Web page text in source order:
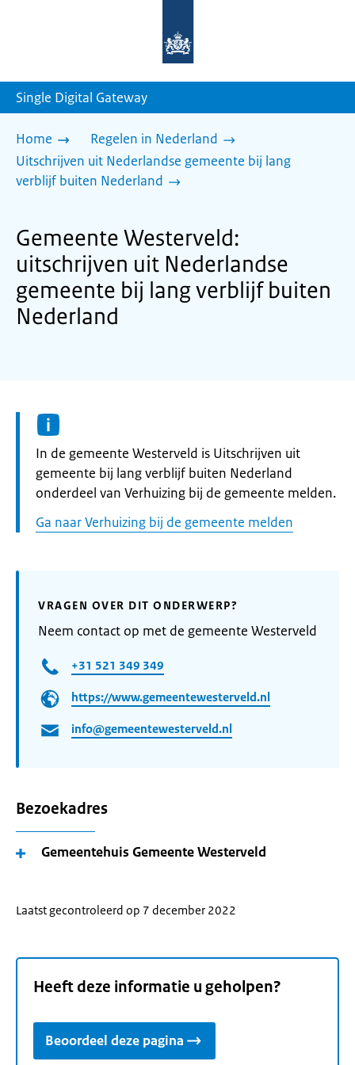
homepage
Single Digital Gateway
Home
Regelen in Nederland
Uitschrijven uit Nederlandse gemeente bij lang
verblijf buiten Nederland
Gemeente Westerveld:
uitschrijven uit Nederlandse
gemeente bij lang verblijf buiten
Nederland
Informatie:
In de gemeente Westerveld is Uitschrijven uit
gemeente bij lang verblijf buiten Nederland
onderdeel van Verhuizing bij de gemeente melden.
Ga naar Verhuizing bij de gemeente melden
VRAGEN OVER DIT ONDERWERP?
Neem contact op met de gemeente Westerveld
+31 521 349 349
https://www.gemeentewesterveld.nl
info@gemeentewesterveld.nl
Bezoekadres
Gemeentehuis Gemeente Westerveld
Laatst gecontroleerd op 7 december 2022
Heeft deze informatie u geholpen?
Beoordeel deze pagina